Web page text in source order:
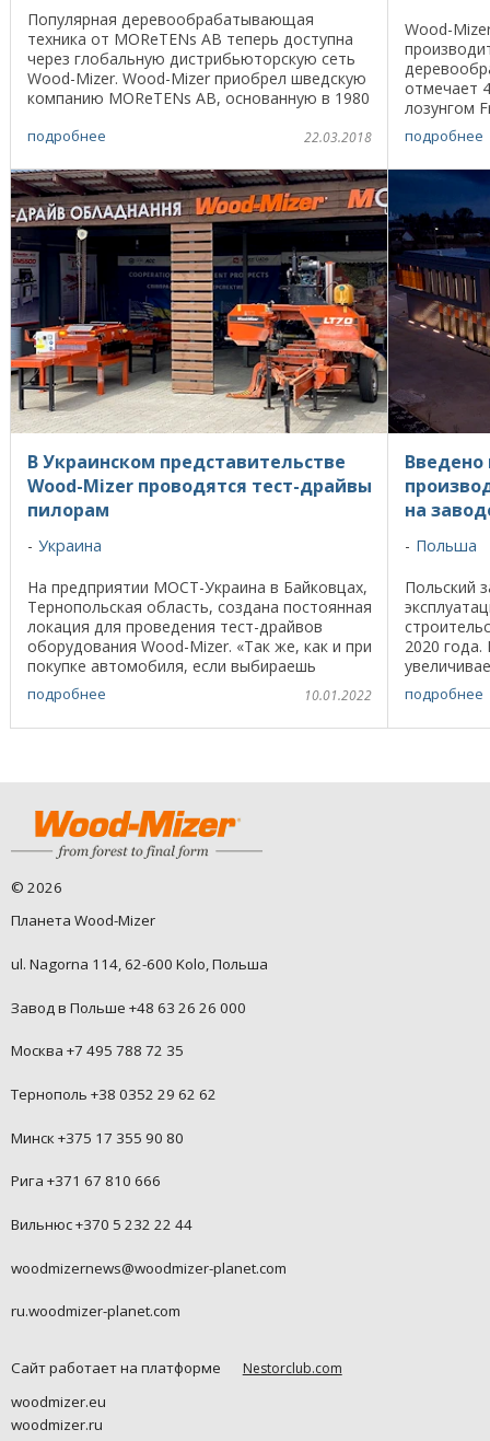
Популярная деревообрабатывающая
техника от MOReTENs AB теперь доступна
через глобальную дистрибьюторскую сеть
Wood-Mizer. Wood-Mizer приобрел шведскую
компанию MOReTENs AB, основанную в 1980
ассортимент и включив в ...
подробнее 22.03.2018
Wood-
отмечает
лозунгом
свою 40-
Mizer,
подробнее
В Украинском представительстве
Wood-Mizer проводятся тест-драйвы
пилорам
Украина
На предприятии МОСТ-Украина в Байковцах,
Тернопольская область, создана постоянная
локация для проведения тест-драйвов
оборудования Wood-Mizer. «Так же, как и при
покупке автомобиля, если выбираешь
деревообрабатывающий станок,
достаточно важно ...
подробнее 10.01.2022
Введено
на
Польша
Польский
2020
новом
подробнее
© 2026
Планета Wood-Mizer
ul. Nagorna 114, 62-600 Kolo, Польша
Завод в Польше +48 63 26 26 000
Москва +7 495 788 72 35
Тернополь +38 0352 29 62 62
Минск +375 17 355 90 80
Рига +371 67 810 666
Вильнюс +370 5 232 22 44
woodmizernews@woodmizer-planet.com
ru.woodmizer-planet.com
Сайт работает на платформе Nestorclub.com
woodmizer.eu
woodmizer.ru